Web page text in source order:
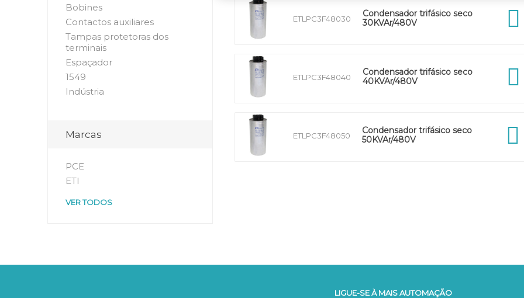
ETLPC3F48030
Condensador trifásico seco
30KVAr/480V
ETLPC3F48040
Condensador trifásico seco
40KVAr/480V
ETLPC3F48050
Condensador trifásico seco
50KVAr/480V
Bobines
Contactos auxiliares
Tampas protetoras dos
terminais
Espaçador
1549
Indústria
Marcas
PCE
ETI
VER TODOS
LIGUE-SE À MAIS AUTOMAÇÃO